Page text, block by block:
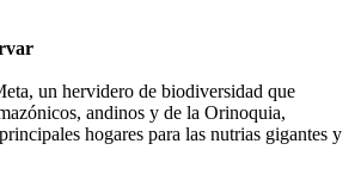
un hervidero de biodiversidad que
andinos y de la Orinoquia,
hogares para las nutrias gigantes y